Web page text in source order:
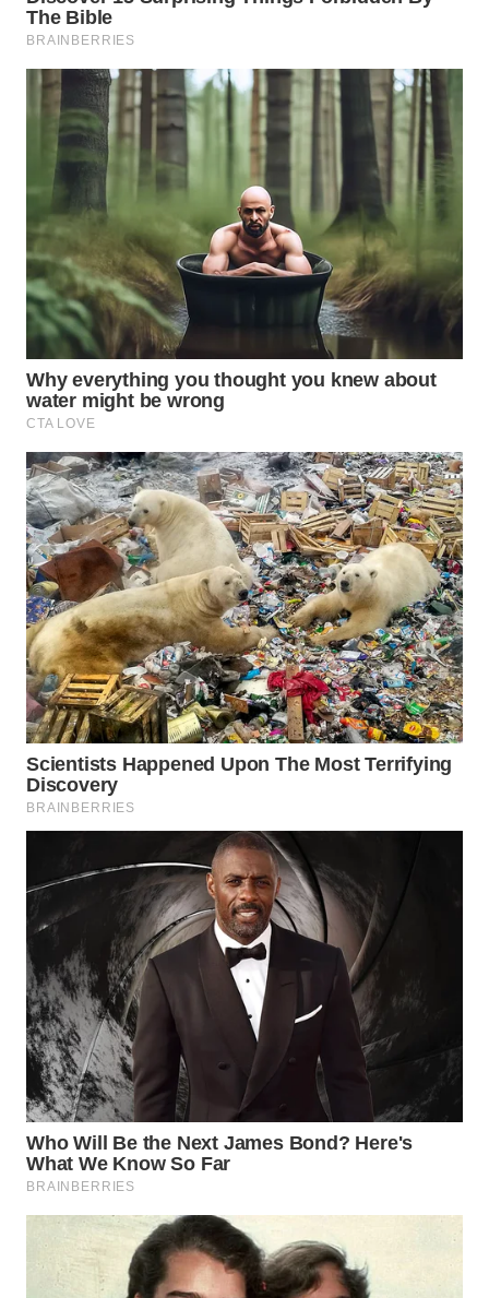
WN DELI
WN
TEBING
TINGGI
WN
PAKPAK
WN
KARAWANG
WN
BEKASI
WN
BOGOR
WN
DEPOK
WN
TAPANULI
UTARA
WN
SAMOSIR
WN
PADANG
WN
SUMEDANG
WN
CIANJUR
WN
KEPULAUAN
SERIBU
WN
WN
BINJAI